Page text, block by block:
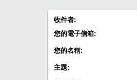
收件者:
您的電子信箱:
您的名稱:
主題: